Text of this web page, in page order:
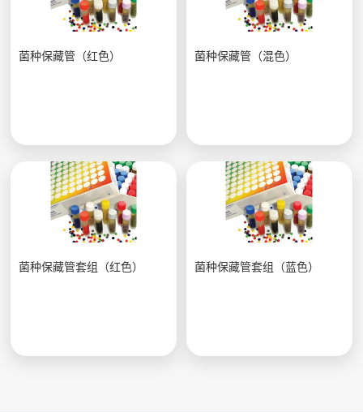
菌种保藏管（红色） 菌种保藏管（混色）
菌种保藏管套组（红色） 菌种保藏管套组（蓝色）